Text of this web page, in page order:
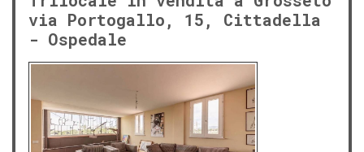
via Portogallo, 15, Cittadella
- Ospedale